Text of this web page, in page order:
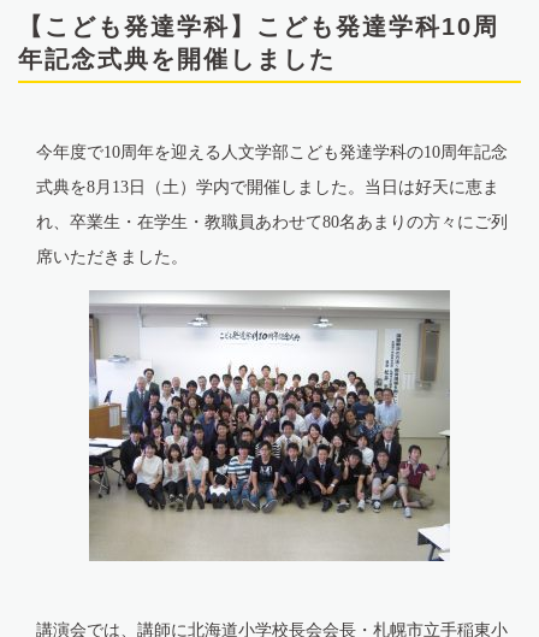
【こども発達学科】こども発達学科10周
年記念式典を開催しました
今年度で10周年を迎える人文学部こども発達学科の10周年記念
式典を8月 13日（土）学内で開催しました。当日は好天に恵ま
れ、卒業生・在学生・教職員あわせて80名あまりの方々にご列
席いただきました。
講演会では、講師に北海道小学校長会会長・札幌市立手稲東小